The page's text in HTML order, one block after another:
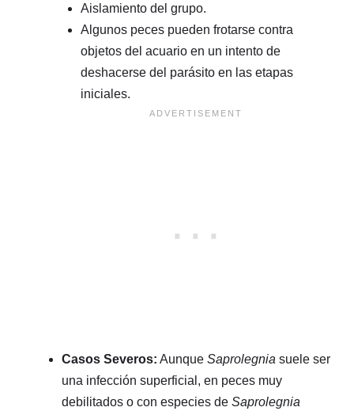
Aislamiento del grupo.
Algunos peces pueden frotarse contra
objetos del acuario en un intento de
deshacerse del parásito en las etapas
iniciales.
Casos Severos: Aunque Saprolegnia suele ser
una infección superficial, en peces muy
debilitados o con especies de Saprolegnia